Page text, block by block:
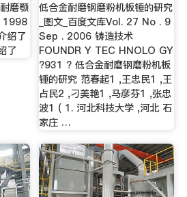
磨颚
1998
绍了
了
低合金耐磨钢磨粉机板锤的研究
_图文_百度文库Vol. 27 No . 9
Sep . 2006 铸造技术
FOUNDR Y TEC HNOLO GY
?931 ? 低合金耐磨钢磨粉机板
锤的研究 范春起1 ,王忠民1 ,王
占民2 ,刁美艳1 ,马彦芬1 ,张忠
波1 ( 1. 河北科技大学 ,河北 石
家庄 …